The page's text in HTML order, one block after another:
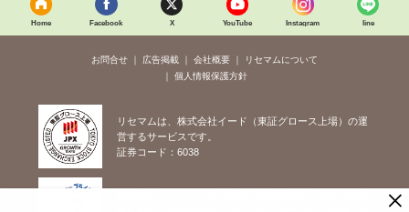
Home Facebook X YouTube Instagram line
お問合せ 広告掲載 会社概要
リセマムについて
個人情報保護方針
リセマムは、株式会社イード（東証グロース上場）の運
営するサービスです。
証券コード：6038
×